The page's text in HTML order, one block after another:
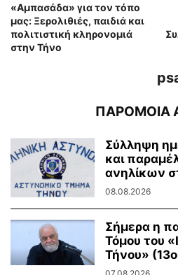
«Αμπασάδα» για τον τόπο
μας: Ξερολιθιές, παιδιά και
πολιτιστική κληρονομιά
στην Τήνο
ΠΑΡΟΜΟΙΑ
Σύλληψη
και
ανηλίκων
08.08.2026
Σήμερα η
Τόμου του
Τήνου»